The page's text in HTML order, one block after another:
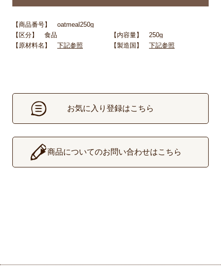
【商品番号】 oatmeal250g
【区分】 食品
【内容量】 250g
【原材料名】 下記参照 【製造国】 下記参照
お気に入り登録はこちら
▶商品についてのお問い合わせはこちら